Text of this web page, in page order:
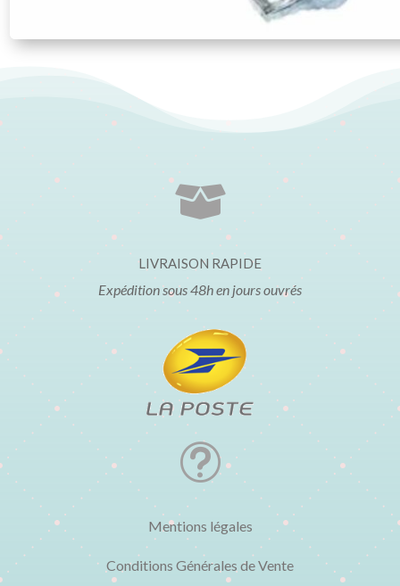

LIVRAISON RAPIDE
Expédition sous 48h en jours ouvrés
t
Mentions légales
Conditions Générales de Vente